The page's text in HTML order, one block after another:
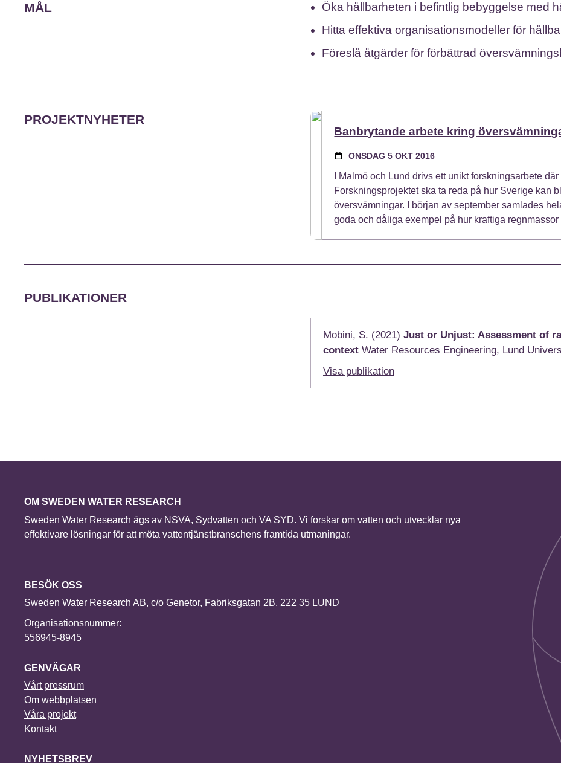
MÅL
Öka hållbarheten i befintlig bebyggelse med
Hitta effektiva organisationsmodeller för
Föreslå åtgärder för förbättrad
PROJEKTNYHETER
Banbrytande arbete kring
ONSDAG 5 OKT 2016
I Malmö och Lund drivs ett unikt forskningsarbete
Forskningsprojektet ska ta reda på hur Sverige kan
översvämningar. I början av september samlades
goda och dåliga exempel på hur kraftiga regnmassor
PUBLIKATIONER
Mobini, S. (2021) Just or Unjust: Assessment of
context Water Resources Engineering, Lund
Visa publikation
OM SWEDEN WATER RESEARCH
Sweden Water Research ägs av NSVA, Sydvatten och VA SYD. Vi forskar om vatten och utvecklar nya
effektivare lösningar för att möta vattentjänstbranschens framtida utmaningar.
BESÖK OSS
Sweden Water Research AB, c/o Genetor, Fabriksgatan 2B, 222 35 LUND
Organisationsnummer:
556945-8945
GENVÄGAR
Vårt pressrum
Om webbplatsen
Våra projekt
Kontakt
NYHETSBREV